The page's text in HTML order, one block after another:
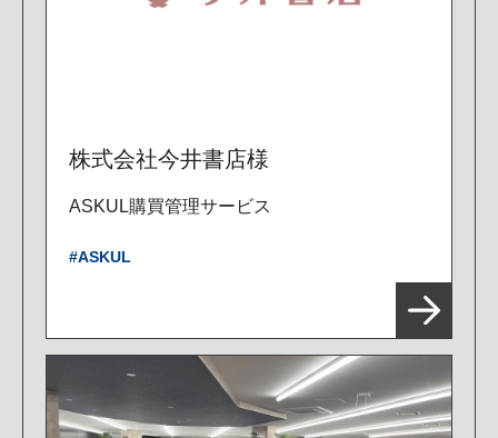
株式会社今井書店様
ASKUL購買管理サービス
ASKUL